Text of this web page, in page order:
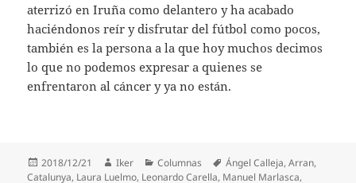
aterrizó en Iruña como delantero y ha acabado
haciéndonos reír y disfrutar del fútbol como pocos,
también es la persona a la que hoy muchos decimos
lo que no podemos expresar a quienes se
enfrentaron al cáncer y ya no están.
Publicado
el
2018/12/21 Autor
Iker Categorías
Columnas Etiquetas
Ángel Calleja,Arran,
Catalunya, Laura Luelmo, Leonardo Carella, Manuel Marlasca,